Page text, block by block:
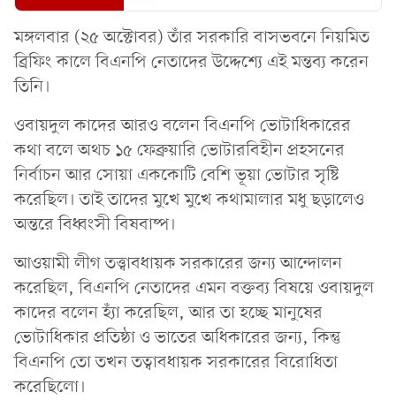
মঙ্গলবার (২৫ অক্টোবর) তাঁর সরকারি বাসভবনে নিয়মিত
ব্রিফিং কালে বিএনপি নেতাদের উদ্দেশ্যে এই মন্তব্য করেন
তিনি।
ওবায়দুল কাদের আরও বলেন বিএনপি ভোটাধিকারের
কথা বলে অথচ ১৫ ফেব্রুয়ারি ভোটারবিহীন প্রহসনের
নির্বাচন আর সোয়া এককোটি বেশি ভূয়া ভোটার সৃষ্টি
করেছিল। তাই তাদের মুখে মুখে কথামালার মধু ছড়ালেও
অন্তরে বিধ্বংসী বিষবাষ্প।
আওয়ামী লীগ তত্ত্বাবধায়ক সরকারের জন্য আন্দোলন
করেছিল, বিএনপি নেতাদের এমন বক্তব্য বিষয়ে ওবায়দুল
কাদের বলেন হ্যাঁ করেছিল, আর তা হচ্ছে মানুষের
ভোটাধিকার প্রতিষ্ঠা ও ভাতের অধিকারের জন্য, কিন্তু
বিএনপি তো তখন তত্বাবধায়ক সরকারের বিরোধিতা
করেছিলো।